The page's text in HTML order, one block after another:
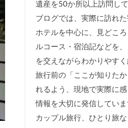
遺産を50か所以上訪問し
ブログでは、実際に訪れ
ホテルを中心に、見どこ
ルコース・宿泊記などを
を交えながらわかりやすく
旅行前の「ここが知りた
れるよう、現地で実際に
情報を大切に発信してい
カップル旅行、ひとり旅